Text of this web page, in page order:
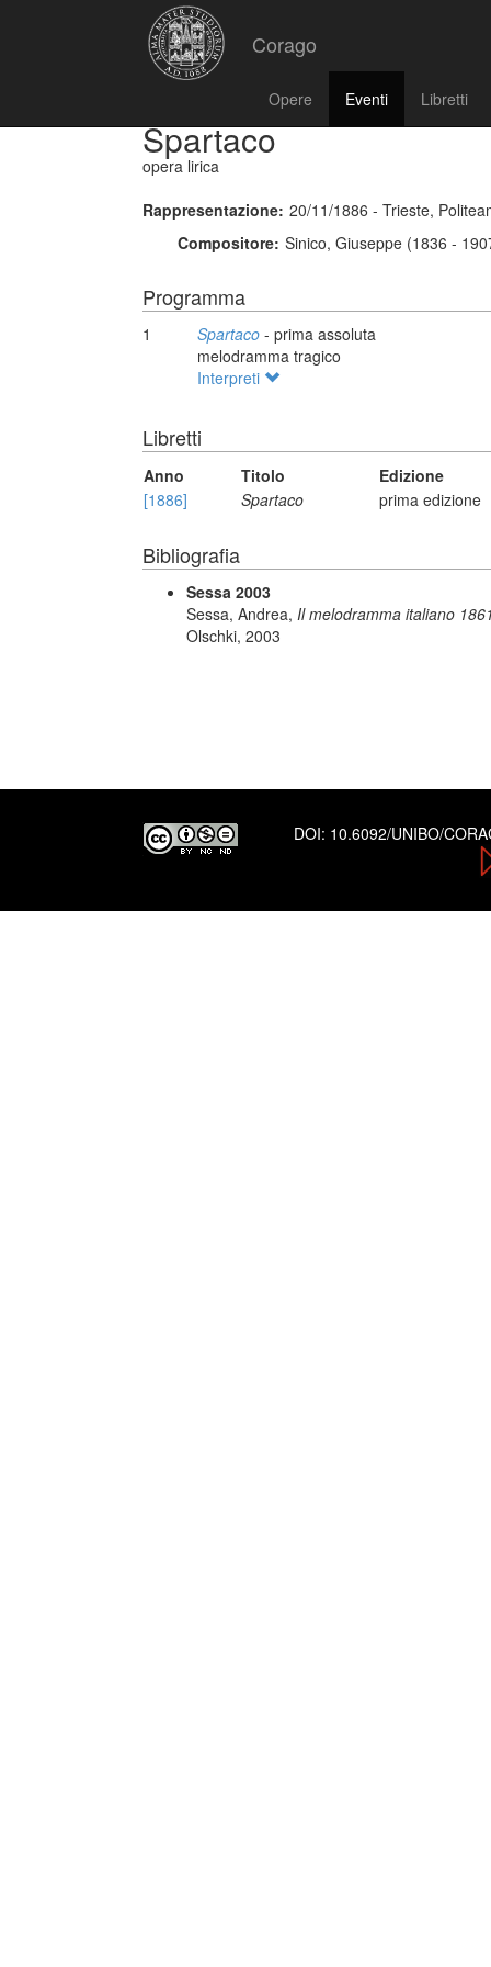
Corago
Opere Eventi Libretti
Spartaco
opera lirica
Rappresentazione: 20/11/1886 - Trieste,
Compositore: Sinico, Giuseppe (1836 -
Programma
1 Spartaco - prima assoluta
melodramma tragico
Interpreti
Libretti
Anno Titolo
Edizione
[1886]
Spartaco prima edizione
Bibliografia
Sessa 2003
Sessa, Andrea, Il melodramma italiano
Olschki, 2003
DOI: 10.6092/UNIBO/